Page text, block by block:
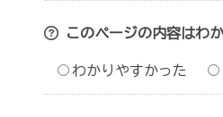
このページの内容はわ
わかりやすかった